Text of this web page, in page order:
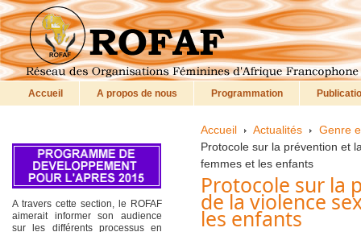
Accueil A propos de nous Programmation
Accueil Actualités
Genre
Protocole sur la prévention et
femmes et les enfants
Protocole sur la
de la violence
les enfants
A travers cette section, le ROFAF
aimerait informer son audience
sur les différents processus en